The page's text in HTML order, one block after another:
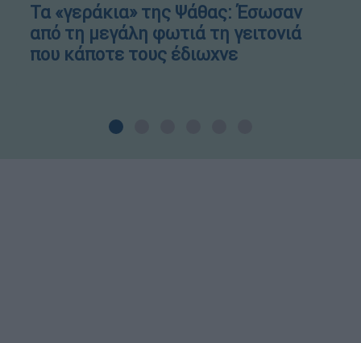
Τα «γεράκια» της Ψάθας: Έσωσαν
από τη μεγάλη φωτιά τη γειτονιά
που κάποτε τους έδιωχνε